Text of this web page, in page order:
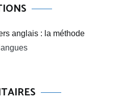
anglais : la méthode